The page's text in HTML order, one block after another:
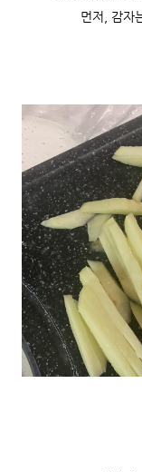
먼저, 감자